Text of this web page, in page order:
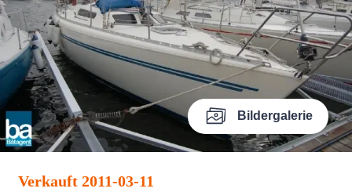
Bildergalerie
Verkauft 2011-03-11